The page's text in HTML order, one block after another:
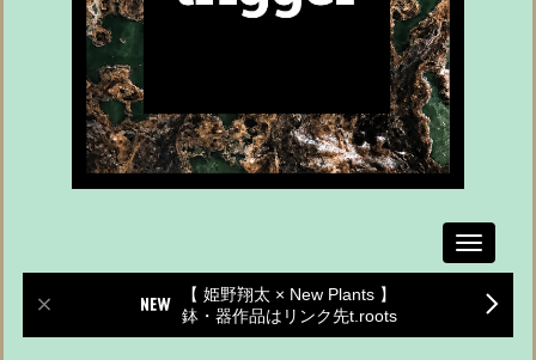
Toggle
【 姫野翔太 × New Plants 】
鉢・器作品はリンク先t.roots